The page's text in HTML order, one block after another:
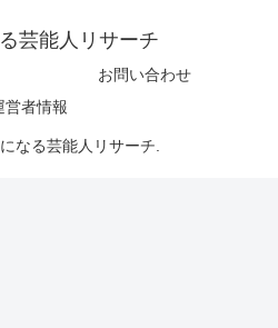
芸能人リサーチ
お問い合わせ
営者情報
なる芸能人リサーチ.